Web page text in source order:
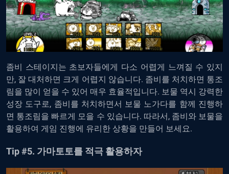
좀비 스테이지는 초보자들에게 다소 어렵게 느껴질 수 있지
만, 잘 대처하면 크게 어렵지 않습니다. 좀비를 처치하면 통조
림을 많이 얻을 수 있어 매우 효율적입니다. 보물 역시 강력한
성장 도구로, 좀비를 처치하면서 보물 노가다를 함께 진행하
면 통조림을 빠르게 모을 수 있습니다. 따라서 , 좀비와 보물을
활용하여 게임 진행에 유리한 상황을 만들어 보세요.
Tip #5. 가마토토를 적극 활용하자